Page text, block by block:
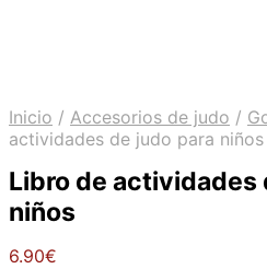
Inicio / Accesorios de judo /
actividades de judo para niños
Libro de actividades
niños
6.90€